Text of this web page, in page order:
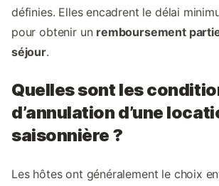
définies. Elles encadrent le délai
pour obtenir un remboursement
séjour.
Quelles sont les
d’annulation d’une
saisonnière ?
Les hôtes ont généralement le choix